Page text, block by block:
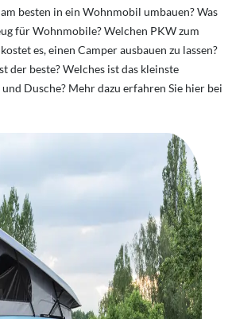
besten in ein Wohnmobil umbauen? Was
für Wohnmobile? Welchen PKW zum
es, einen Camper ausbauen zu lassen?
der beste? Welches ist das kleinste
Dusche? Mehr dazu erfahren Sie hier bei